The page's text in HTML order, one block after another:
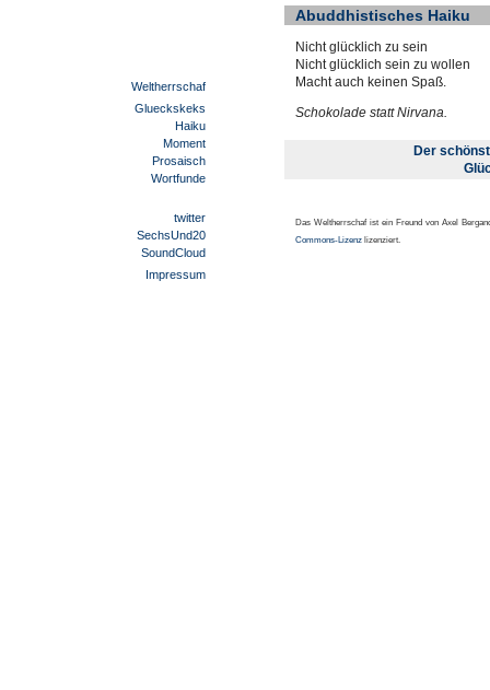
Weltherrschaf
Glueckskeks
Haiku
Moment
Prosaisch
Wortfunde
twitter
SechsUnd20
SoundCloud
Impressum
Abuddhistisches Haiku
Nicht glücklich zu sein
Nicht glücklich sein zu wollen
Macht auch keinen Spaß.
Schokolade statt Nirvana.
Der
Das Weltherrschaf ist ein Freund von Axel
Commons-Lizenz lizenziert.